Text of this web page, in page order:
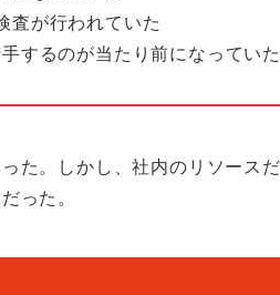
査が行われていた
するのが当たり前になっていた
た。しかし、社内のリソース
った。